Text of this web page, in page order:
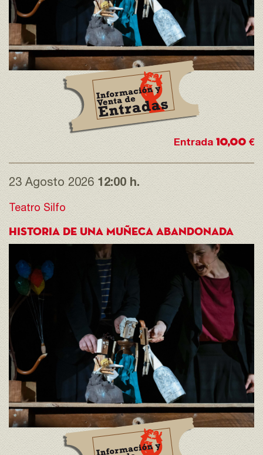
Entrada 10,00 €
23 Agosto 2026 12:00 h.
Teatro Silfo
HISTORIA DE UNA MUÑECA ABANDONADA